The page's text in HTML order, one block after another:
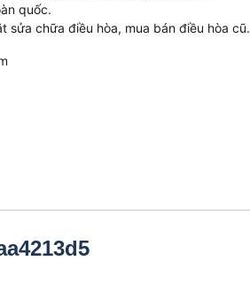
quốc.
sửa chữa điều hòa, mua bán điều hòa cũ.